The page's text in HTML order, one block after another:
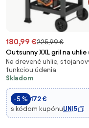
180,99 €225,99 €
Outsunny XXL gril na uhlie
poklopom — vozík 112 cm
nastaviteľnými prieduchmi,
zásobníkom na popol a
teplomerom, čierny |
Na drevené uhlie,
funkciou údenia
Skladom
-5 % 172 €
s kódom kupónuUNI5